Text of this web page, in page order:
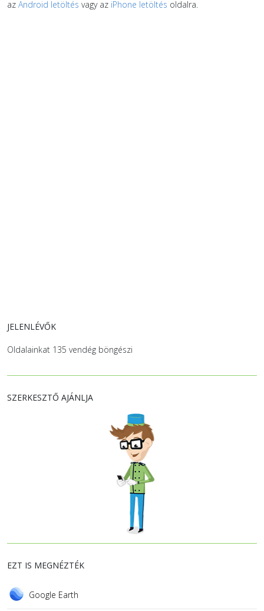
az Android letöltés vagy az iPhone letöltés oldalra.
JELENLÉVŐK
Oldalainkat 135 vendég böngészi
SZERKESZTŐ AJÁNLJA
EZT IS MEGNÉZTÉK
Google Earth